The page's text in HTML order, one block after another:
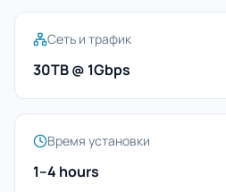
Сеть и трафик
30TB @ 1Gbps
Время установки
1–4 hours